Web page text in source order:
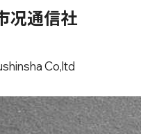
况通信社
Co,ltd